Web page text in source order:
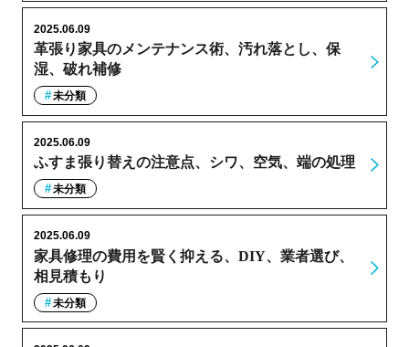
革張り家具のメンテナンス術、汚れ落とし、保
湿、破れ補修
2025.06.09
未分類
ふすま張り替えの注意点、シワ、空気、端の処理
2025.06.09
未分類
家具修理の費用を賢く抑える、DIY、業者選び、
相見積もり
2025.06.09
未分類